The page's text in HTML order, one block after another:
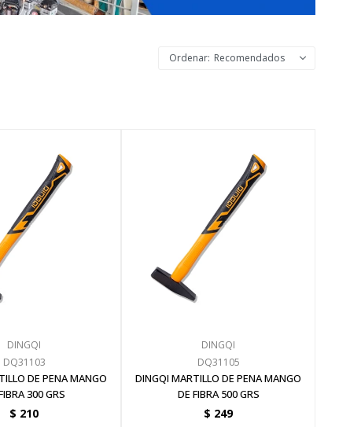
Recomendados
DINGQI
DQ31103
DE PENA MANGO
300 GRS
$ 210
DINGQI
DQ31105
DINGQI MARTILLO DE PENA MANGO
DE FIBRA 500 GRS
$ 249